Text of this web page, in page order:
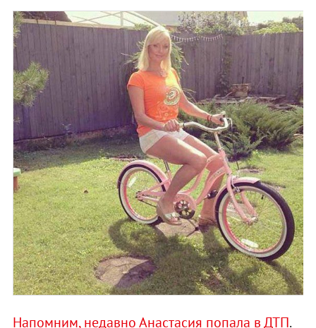
Напомним, недавно Анастасия попала в ДТП.